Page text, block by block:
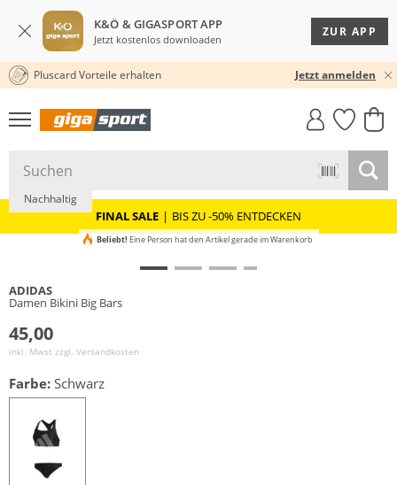
K&Ö & GIGASPORT APP
Jetzt kostenlos downloaden
ZUR APP
30 TAGE RÜCKGABERECHT
Pluscard Vorteile erhalten Jetzt anmelden
GIGASTYLE
FAHRRAD­
MUST-HAVE
FINAL SALE | BIS ZU -50% ENTDECKEN
Nachhaltig
Beliebt! Eine Person hat den Artikel gerade im Warenkorb
ADIDAS
Damen Bikini Big Bars
45,00
inkl. Mwst zzgl. Versandkosten
Farbe: Schwarz